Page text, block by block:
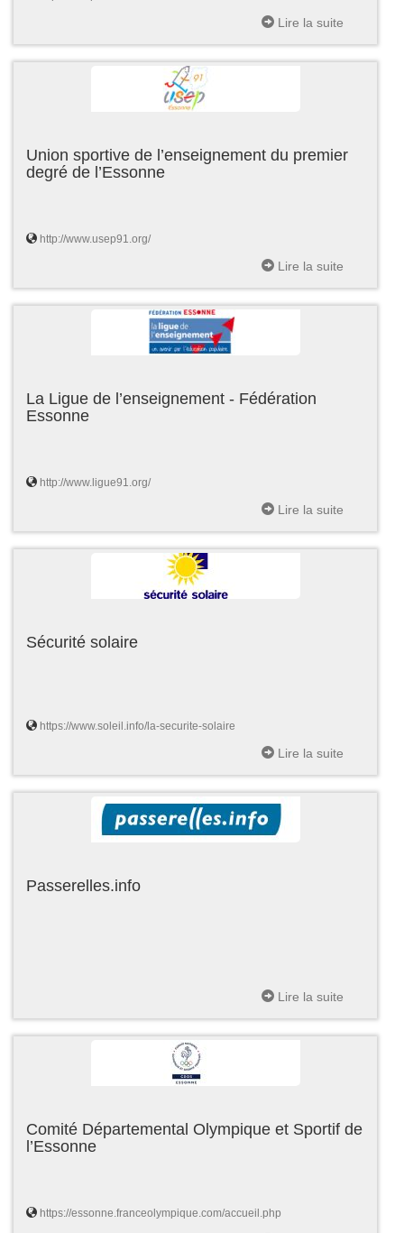
Lire la suite
Union sportive de l’enseignement du premier
degré de l’Essonne
http://www.usep91.org/
Lire la suite
La Ligue de l’enseignement - Fédération
Essonne
http://www.ligue91.org/
Lire la suite
Sécurité solaire
https://www.soleil.info/la-securite-solaire
Lire la suite
Passerelles.info
Lire la suite
Comité Départemental Olympique et Sportif de
l’Essonne
https://essonne.franceolympique.com/accueil.php